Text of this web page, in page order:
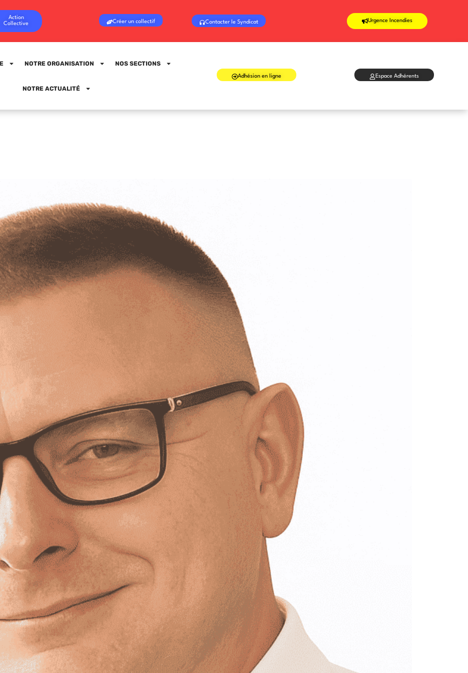
Action
Collective
Créer un collectif Contacter le Syndicat Urgence Incendies
NOTRE ORGANISATION NOS SECTIONS
NOTRE ACTUALITÉ
Adhésion en ligne Espace Adhérents
Sign in
Remember me Lost your password?